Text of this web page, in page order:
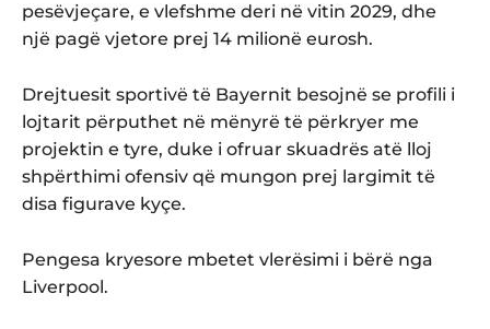
pesëvjeçare, e vlefshme deri në vitin 2029, dhe
një pagë vjetore prej 14 milionë eurosh.
Drejtuesit sportivë të Bayernit besojnë se profili i
lojtarit përputhet në mënyrë të përkryer me
projektin e tyre, duke i ofruar skuadrës atë lloj
shpërthimi ofensiv që mungon prej largimit të
disa figurave kyçe.
Pengesa kryesore mbetet vlerësimi i bërë nga
Liverpool.